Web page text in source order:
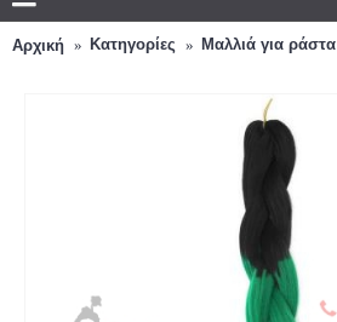
Αρχική Κατηγορίες Μαλλιά για ράστα